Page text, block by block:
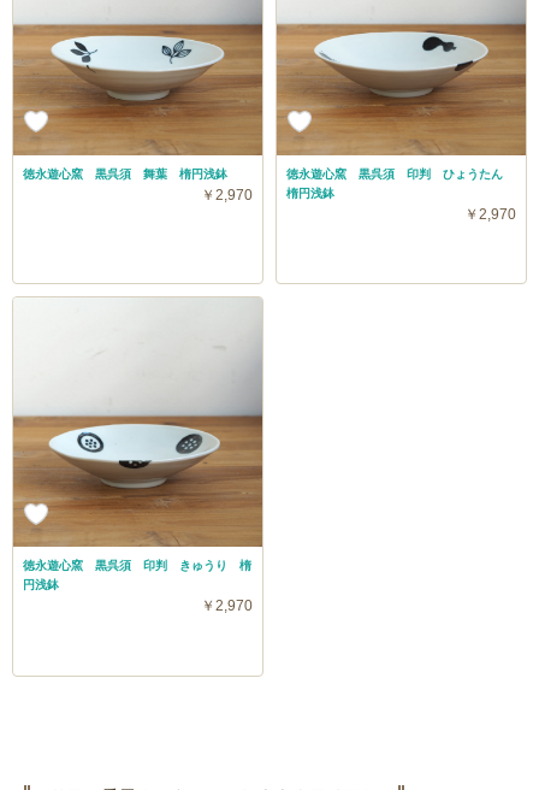
徳永遊心窯 黒呉須 舞葉 楕円浅鉢
￥2,970
徳永遊心窯 黒呉須 印判 ひょうたん
楕円浅鉢
￥2,970
徳永遊心窯 黒呉須 印判 きゅうり 楕
円浅鉢
￥2,970